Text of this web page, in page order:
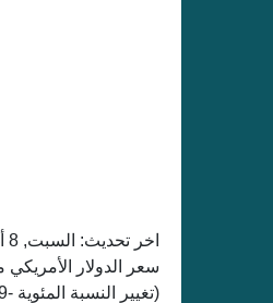
اخر تحديث: السبت, 8 أغسطس 2026, 4:30 م
(تغيير النسبة المئوية -0.19% مقارنة بأسعار الأمس ).